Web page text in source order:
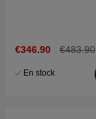
€346.90 €483.90
En stock